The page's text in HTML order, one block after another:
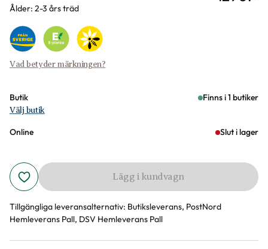
Ålder: 2-3 års träd
Vad betyder märkningen?
Butik Finns i 1 butiker
Välj butik
Online Slut i lager
Lägg i kundvagn
Tillgängliga leveransalternativ: Butiksleverans, PostNord
Hemleverans Pall, DSV Hemleverans Pall